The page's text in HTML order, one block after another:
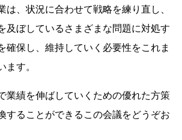
は、状況に合わせて戦略を練り直し、
及ぼしているさまざまな問題に対処す
確保し、維持していく必要性をこれま
す。
業績を伸ばしていくための優れた方策
することができるこの会議をどうぞお